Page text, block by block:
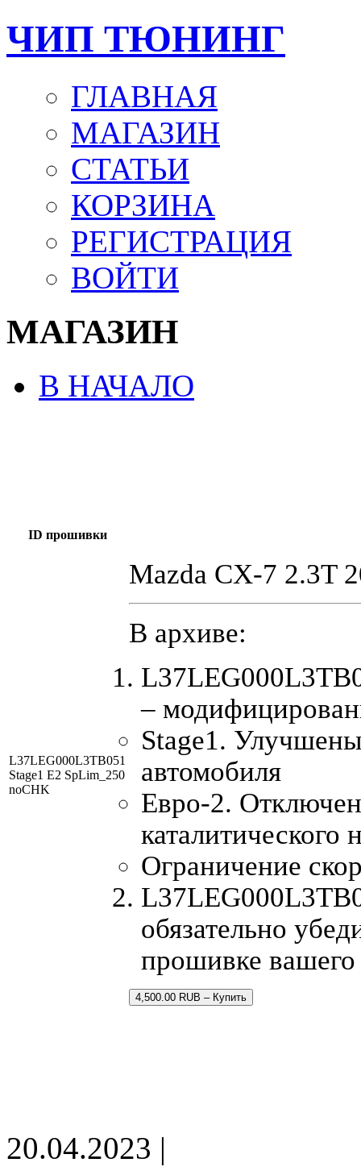
ЧИП ТЮНИНГ
ГЛАВНАЯ
МАГАЗИН
СТАТЬИ
КОРЗИНА
РЕГИСТРАЦИЯ
ВОЙТИ
МАГАЗИН
В НАЧАЛО
ID прошивки
L37LEG000L3TB051
Stage1 E2 SpLim_250
noCHK
Mazda CX-7 2.3T
В архиве:
–
Stage1.
автомобиля
Евро-2.
каталитического
Ограничение
обязательно
прошивке вашего
4,500.00 RUB – Купить
20.04.2023 |